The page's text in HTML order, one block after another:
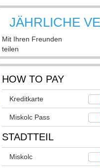
JÄHRLICHE
Mit Ihren Freunden
teilen
HOW TO PAY
Kreditkarte
Miskolc Pass
STADTTEIL
Miskolc